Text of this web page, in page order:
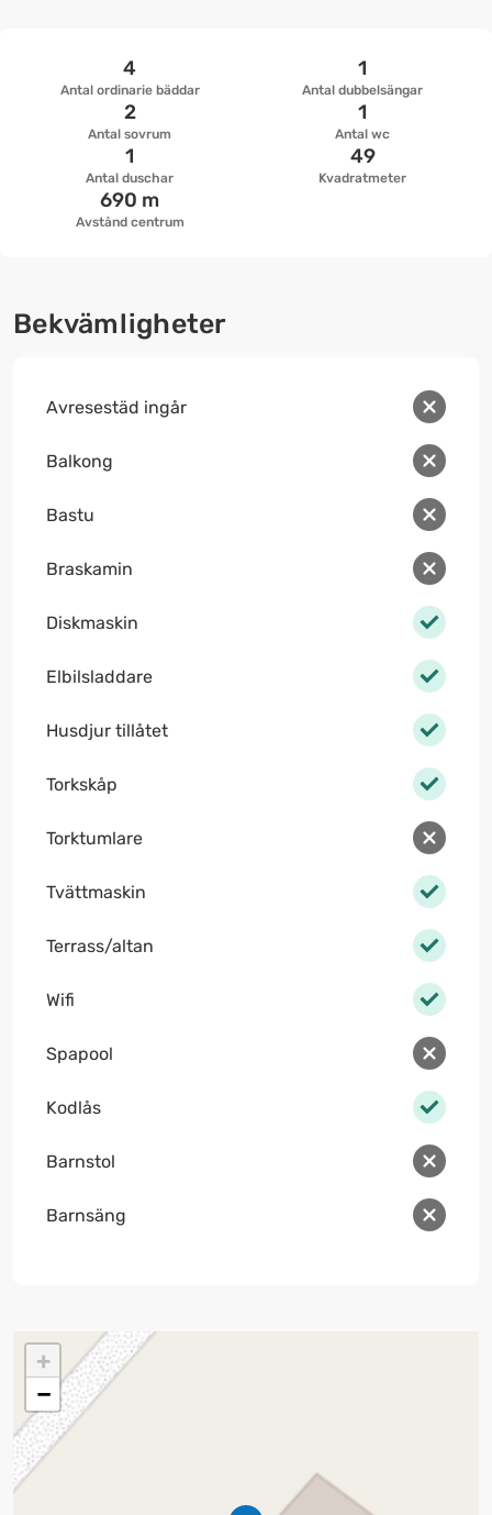
Antal ordinarie bäddar
4
Antal dubbelsängar
1
Antal sovrum
2
Antal wc
1
Antal duschar
1
Kvadratmeter
49
Avstånd centrum
690 m
Bekvämligheter
Avresestäd ingår
Balkong
Bastu
Braskamin
Diskmaskin
Elbilsladdare
Husdjur tillåtet
Torkskåp
Torktumlare
Tvättmaskin
Terrass/altan
Wifi
Spapool
Kodlås
Barnstol
Barnsäng
+
−